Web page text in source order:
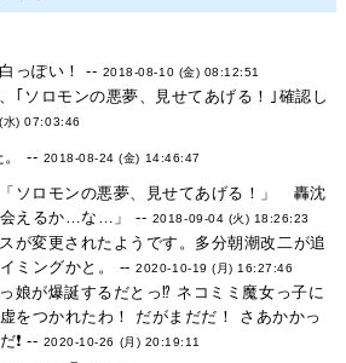
っぽい！ -- 2018-08-10 (金) 08:12:51
｢ソロモンの悪夢、見せてあげる！｣確認し
) 07:03:46
。 -- 2018-08-24 (金) 14:46:47
ソロモンの悪夢、見せてあげる！」 轟沈
えるか…な…」 -- 2018-09-04 (火) 18:26:23
が変更されたようです。多分朝潮改二が追
ミングかと。 --2020-10-19 (月) 16:27:46
娘が爆誕するだとっ⁉ ネコミミ魔女っ子に
をつかれたわ！ だがまだだ！ さあかかっ
❗ -- 2020-10-26 (月) 20:19:11